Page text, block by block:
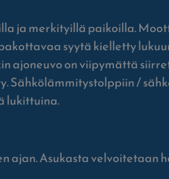
ja merkityillä paikoilla.
syytä kielletty
ajoneuvo on viipymättä
Sähkölämmitystolppiin /
lukittuina.
ajan. Asukasta